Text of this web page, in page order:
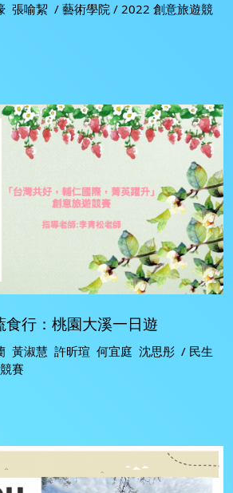
張喻絜 / 藝術學院 / 2022 創意旅遊競
行：桃園大溪一日遊
黃淑慧 許昕瑄 何宜庭 沈思彤 / 民生
賽